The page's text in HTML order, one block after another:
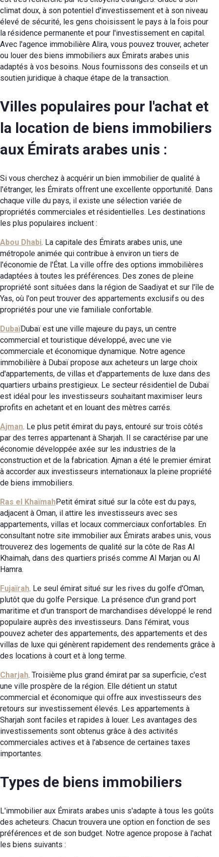
climat doux, à son potentiel d'investissement et à son niveau
élevé de sécurité, les gens choisissent le pays à la fois pour
la résidence permanente et pour l'investissement en capital.
Avec l'agence immobilière Alira, vous pouvez trouver, acheter
ou louer des biens immobiliers aux Émirats arabes unis
adaptés à vos besoins. Nous fournissons des conseils et un
soutien juridique à chaque étape de la transaction.
Villes populaires pour l'achat et
la location de biens immobiliers
aux Émirats arabes unis :
Si vous cherchez à acquérir un bien immobilier de qualité à
l'étranger, les Émirats offrent une excellente opportunité. Dans
chaque ville du pays, il existe une sélection variée de
propriétés commerciales et résidentielles. Les destinations
les plus populaires incluent :
Abou Dhabi. La capitale des Émirats arabes unis, une
métropole animée qui contribue à environ un tiers de
l'économie de l'État. La ville offre des options immobilières
adaptées à toutes les préférences. Des zones de pleine
propriété sont situées dans la région de Saadiyat et sur l'île de
Yas, où l'on peut trouver des appartements exclusifs ou des
propriétés pour une vie familiale confortable.
DubaïDubaï est une ville majeure du pays, un centre
commercial et touristique développé, avec une vie
commerciale et économique dynamique. Notre agence
immobilière à Dubaï propose aux acheteurs un large choix
d'appartements, de villas et d'appartements de luxe dans des
quartiers urbains prestigieux. Le secteur résidentiel de Dubaï
est idéal pour les investisseurs souhaitant maximiser leurs
profits en achetant et en louant des mètres carrés.
Ajman. Le plus petit émirat du pays, entouré sur trois côtés
par des terres appartenant à Sharjah. Il se caractérise par une
économie développée axée sur les industries de la
construction et de la fabrication. Ajman a été le premier émirat
à accorder aux investisseurs internationaux la pleine propriété
de biens immobiliers.
Ras el KhaïmahPetit émirat situé sur la côte est du pays,
adjacent à Oman, il attire les investisseurs avec ses
appartements, villas et locaux commerciaux confortables. En
consultant notre site immobilier aux Émirats arabes unis, vous
trouverez des logements de qualité sur la côte de Ras Al
Khaimah, dans des quartiers prisés comme Al Marjan ou Al
Hamra.
Fujaïrah. Le seul émirat situé sur les rives du golfe d'Oman,
plutôt que du golfe Persique. La présence d'un grand port
maritime et d'un transport de marchandises développé le rend
populaire auprès des investisseurs. Dans l'émirat, vous
pouvez acheter des appartements, des appartements et des
villas de luxe qui génèrent rapidement des rendements grâce à
des locations à court et à long terme.
Charjah. Troisième plus grand émirat par sa superficie, c'est
une ville prospère de la région. Elle détient un statut
commercial et économique qui offre aux investisseurs des
retours sur investissement élevés. Les appartements à
Sharjah sont faciles et rapides à louer. Les avantages des
investissements sont obtenus grâce à des activités
commerciales actives et à l'absence de certaines taxes
importantes.
Types de biens immobiliers
L'immobilier aux Émirats arabes unis s'adapte à tous les goûts
des acheteurs. Chacun trouvera une option en fonction de ses
préférences et de son budget. Notre agence propose à l'achat
les biens suivants :